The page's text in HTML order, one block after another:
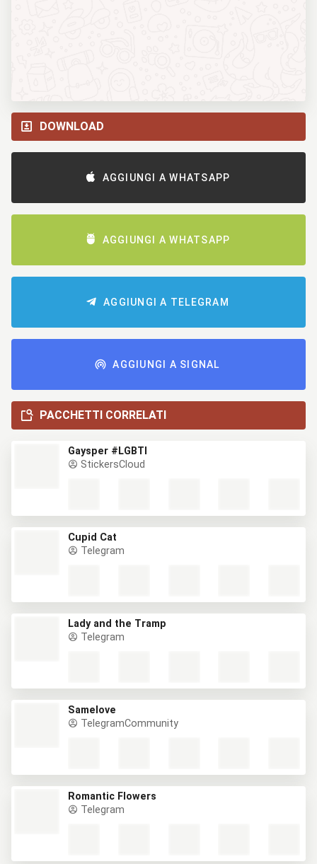
DOWNLOAD
AGGIUNGI A WHATSAPP
AGGIUNGI A WHATSAPP
AGGIUNGI A TELEGRAM
AGGIUNGI A SIGNAL
PACCHETTI CORRELATI
Gaysper #LGBTI
StickersCloud
Cupid Cat
Telegram
Lady and the Tramp
Telegram
Samelove
TelegramCommunity
Romantic Flowers
Telegram